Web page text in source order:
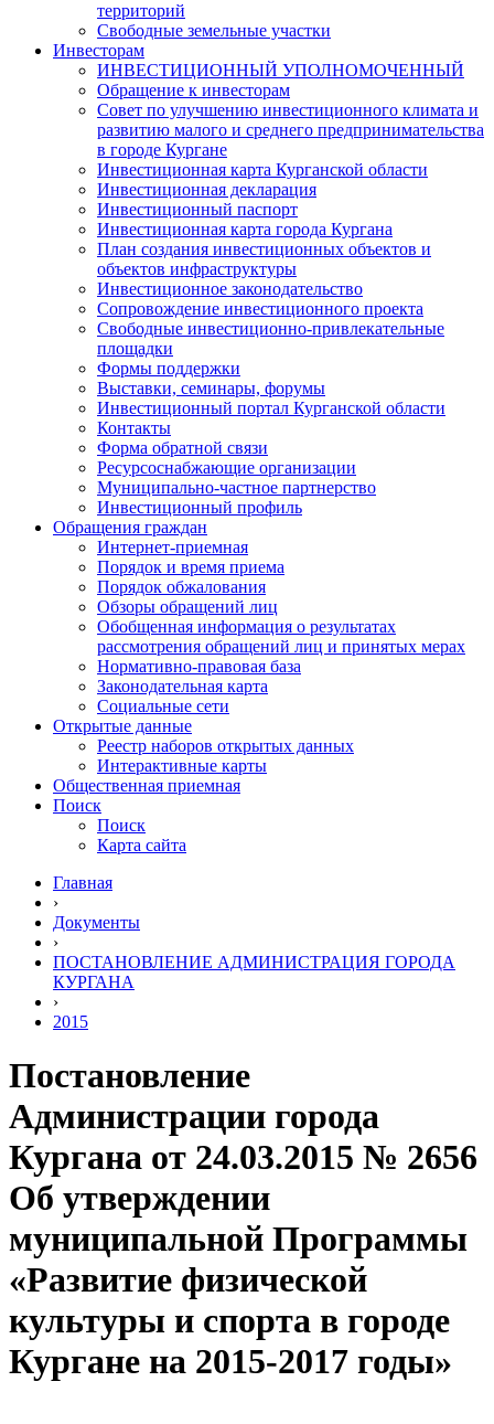
территорий
Свободные земельные участки
Инвесторам
ИНВЕСТИЦИОННЫЙ УПОЛНОМОЧЕННЫЙ
Обращение к инвесторам
Совет по улучшению инвестиционного климата и
развитию малого и среднего предпринимательства
в городе Кургане
Инвестиционная карта Курганской области
Инвестиционная декларация
Инвестиционный паспорт
Инвестиционная карта города Кургана
План создания инвестиционных объектов и
объектов инфраструктуры
Инвестиционное законодательство
Сопровождение инвестиционного проекта
Свободные инвестиционно-привлекательные
площадки
Формы поддержки
Выставки, семинары, форумы
Инвестиционный портал Курганской области
Контакты
Форма обратной связи
Ресурсоснабжающие организации
Муниципально-частное партнерство
Инвестиционный профиль
Обращения граждан
Интернет-приемная
Порядок и время приема
Порядок обжалования
Обзоры обращений лиц
Обобщенная информация о результатах
рассмотрения обращений лиц и принятых мерах
Нормативно-правовая база
Законодательная карта
Социальные сети
Открытые данные
Реестр наборов открытых данных
Интерактивные карты
Общественная приемная
Поиск
Поиск
Карта сайта
Главная
›
Документы
›
ПОСТАНОВЛЕНИЕ АДМИНИСТРАЦИЯ ГОРОДА
КУРГАНА
›
2015
Постановление
Администрации города
Кургана от 24.03.2015 № 2656
Об утверждении
муниципальной Программы
«Развитие физической
культуры и спорта в городе
Кургане на 2015-2017 годы»